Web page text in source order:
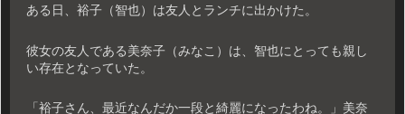
ある日、裕子（智也）は友人とランチに出かけた。
彼女の友人である美奈子（みなこ）は、智也にとっても親し
い存在となっていた。
「裕子さん、最近なんだか一段と綺麗になったわね。」美奈